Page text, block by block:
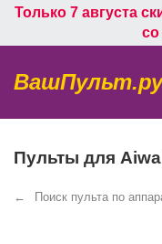
Только 7 августа
со
ВашПульт.ру
Пульты для
Поиск пульта по